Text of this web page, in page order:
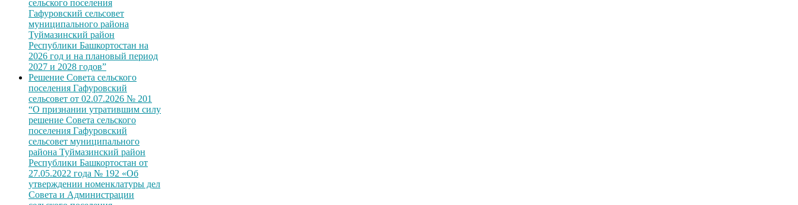
сельского поселения
Гафуровский сельсовет
муниципального района
Туймазинский район
Республики Башкортостан на
2026 год и на плановый период
2027 и 2028 годов”
Решение Совета сельского
поселения Гафуровский
сельсовет от 02.07.2026 № 201
“О признании утратившим силу
решение Совета сельского
поселения Гафуровский
сельсовет муниципального
района Туймазинский район
Республики Башкортостан от
27.05.2022 года № 192 «Об
утверждении номенклатуры дел
Совета и Администрации